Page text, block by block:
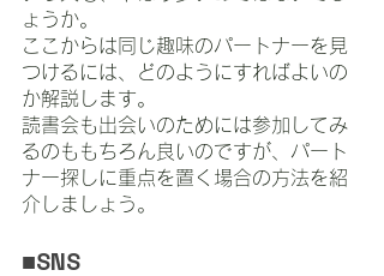
ょうか。
ここからは同じ趣味のパートナーを見
つけるには、どのようにすればよいの
か解説します。
読書会も出会いのためには参加してみ
るのももちろん良いのですが、パート
ナー探しに重点を置く場合の方法を紹
介しましょう。
■SNS